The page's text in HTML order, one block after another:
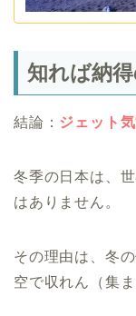
知れば納
結論： ジェット
冬季の日本は、
はありません。
その理由は、冬
空で収れん（集